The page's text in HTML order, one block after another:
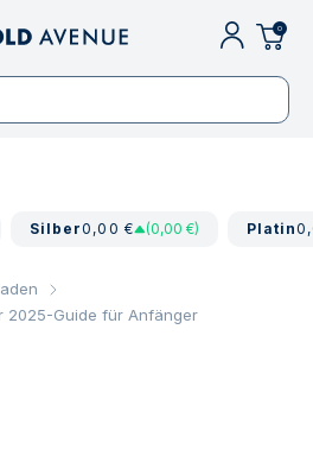
0
Silber0,00 € (0,00 €) Platin
2025-Guide für Anfänger